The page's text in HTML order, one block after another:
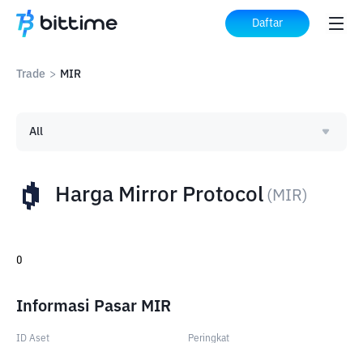
Daftar
Trade > MIR
Harga Mirror Protocol ( MIR)
All
0
Informasi Pasar MIR
ID Aset Peringkat